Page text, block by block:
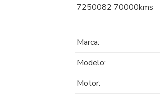
7250082 70000kms
Marca:
Modelo:
Motor: